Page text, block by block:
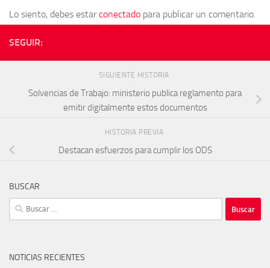
Lo siento, debes estarconectado para publicar un comentario.
SEGUIR:
SIGUIENTE HISTORIA
Solvencias de Trabajo: ministerio publica reglamento para
emitir digitalmente estos documentos
HISTORIA PREVIA
Destacan esfuerzos para cumplir los ODS
BUSCAR
Buscar:
NOTICIAS RECIENTES